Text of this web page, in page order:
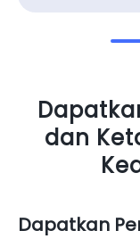
dan
Dapatkan